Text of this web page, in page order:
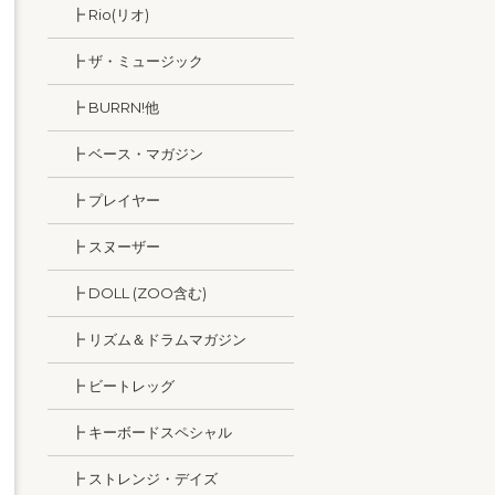
┣ Rio(リオ)
┣ ザ・ミュージック
┣ BURRN!他
┣ ベース・マガジン
┣ プレイヤー
┣ スヌーザー
┣ DOLL (ZOO含む)
┣ リズム＆ドラムマガジン
┣ ビートレッグ
┣ キーボードスペシャル
┣ ストレンジ・デイズ